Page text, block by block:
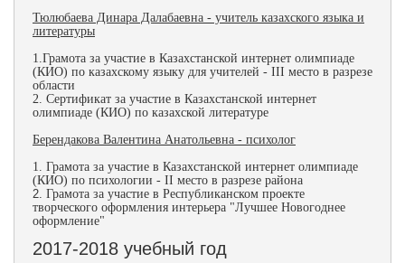
Тюлюбаева Динара Далабаевна - учитель казахского языка и
литературы
1.Грамота за участие в Казахстанской интернет олимпиаде
(КИО) по казахскому языку для учителей - III место в разрезе
области
2. Сертификат за участие в Казахстанской интернет
олимпиаде (КИО) по казахской литературе
Берендакова Валентина Анатольевна - психолог
1. Грамота за участие в Казахстанской интернет олимпиаде
(КИО) по психологии - II место в разрезе района
2. Грамота за участие в Республиканском проекте
творческого оформления интерьера "Лучшее Новогоднее
оформление"
2017-2018 учебный год